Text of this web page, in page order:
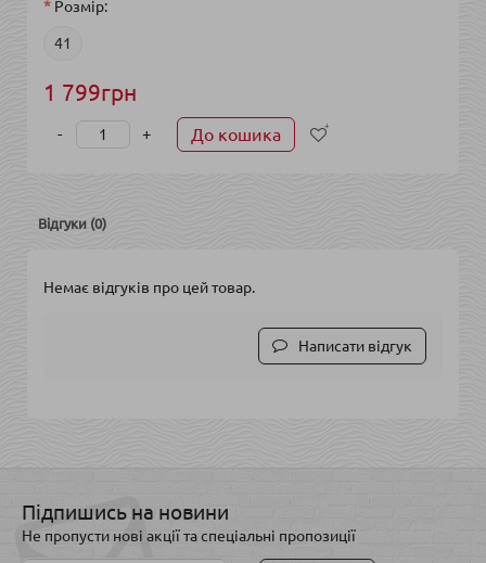
Розмір:
41
1 799грн
+
- До кошика
Відгуки (0)
Немає відгуків про цей товар.
Написати відгук
Підпишись на новини
Не пропусти нові акції та спеціальні пропозиції